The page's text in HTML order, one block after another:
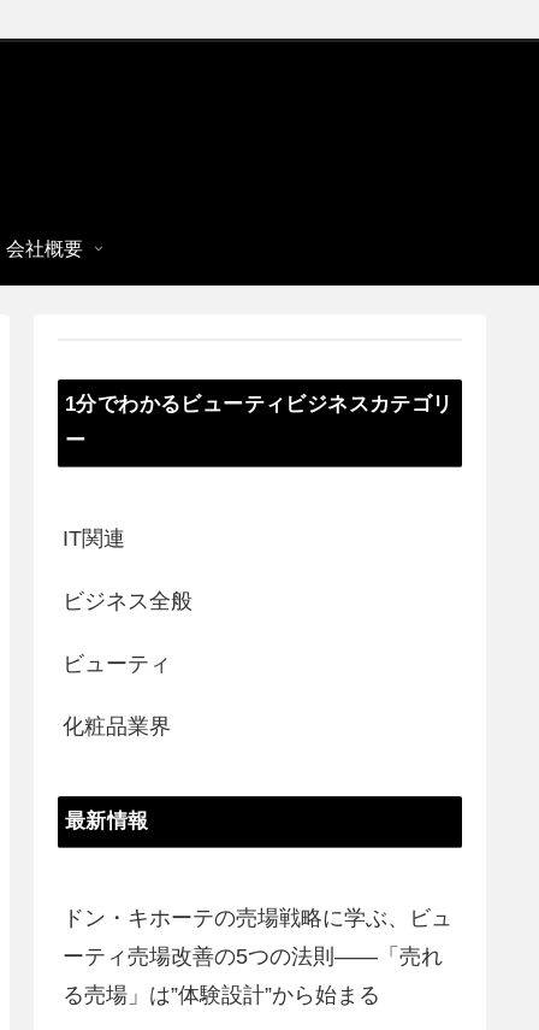
会社概要
1分でわかるビューティビジネスカテゴリ
ー
IT関連
ビジネス全般
ビューティ
化粧品業界
最新情報
ドン・キホーテの売場戦略に学ぶ、ビュ
ーティ売場改善の5つの法則――「売れ
る売場」は”体験設計”から始まる